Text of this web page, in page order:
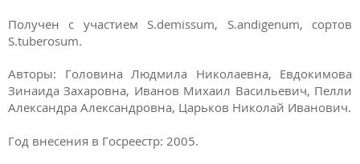
Получен с участием S.demissum, S.andigenum, сортов
S.tuberosum.
Авторы: Головина Людмила Николаевна, Евдокимова
Зинаида Захаровна, Иванов Михаил Васильевич, Пелли
Александра Александровна, Царьков Николай Иванович.
Год внесения в Госреестр: 2005.